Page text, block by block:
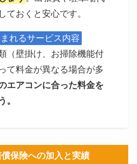
ておくと安心です。
れるサービス内容
（壁掛け、お掃除機能付
て料金が異なる場合が多
エアコンに合った料金を
。
保険への加入と実績